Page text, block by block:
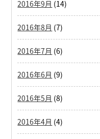
2016年9月 (14)
2016年8月 (7)
2016年7月 (6)
2016年6月 (9)
2016年5月 (8)
2016年4月 (4)